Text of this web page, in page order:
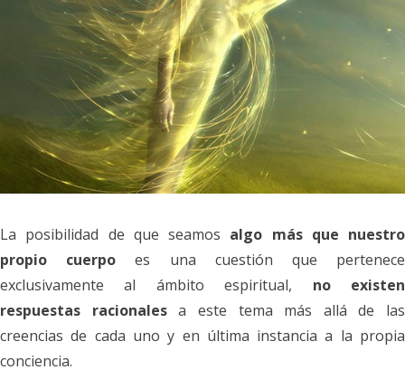
La posibilidad de que seamos algo más que nuestro
propio cuerpo es una cuestión que pertenece
exclusivamente al ámbito espiritual, no existen
respuestas racionalesa este tema más allá de las
creencias de cada uno y en última instancia a la propia
conciencia.